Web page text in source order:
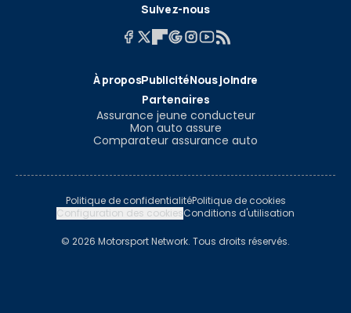
Suivez-nous
À proposPublicitéNous joindre
Partenaires
Assurance jeune conducteur
Mon auto assure
Comparateur assurance auto
Politique de confidentialitéPolitique de cookies
Configuration des cookiesConditions d'utilisation
© 2026 Motorsport Network. Tous droits réservés.